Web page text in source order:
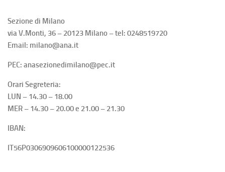
Sezione di Milano
via V.Monti, 36 – 20123 Milano – tel: 0248519720
Email: milano@ana.it
PEC: anasezionedimilano@pec.it
Orari Segreteria:
LUN – 14.30 – 18.00
MER – 14.30 – 20.00 e 21.00 – 21.30
IBAN:
IT56P0306909606100000122536